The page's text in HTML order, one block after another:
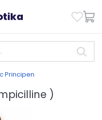
Principen
)